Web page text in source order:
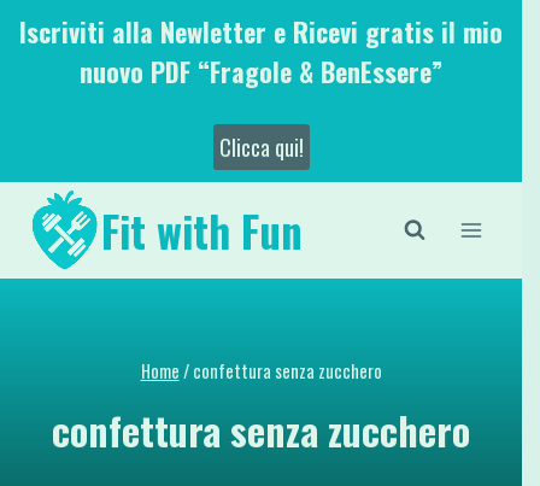
SaltaIscriviti alla Newletter e Ricevi gratis il mio
nuovo PDF “Fragole & BenEssere”
Clicca qui!
Fit with Fun
Home/ confettura senza zucchero
confettura senza zucchero